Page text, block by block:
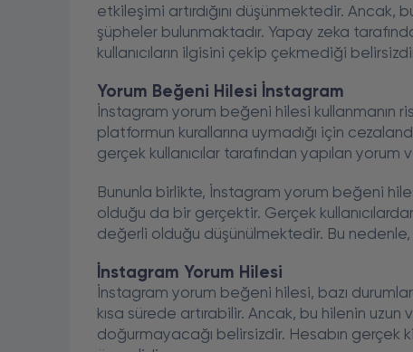
etkileşimi artırdığını düşünmektedir.
şüpheler bulunmaktadır. Yapay zeka
kullanıcıların ilgisini çekip çekmediği
Yorum Beğeni Hilesi İnstagram
İnstagram yorum beğeni hilesi kullanmanın
platformun kurallarına uymadığı için
gerçek kullanıcılar tarafından yapılan
Bununla birlikte, İnstagram yorum beğeni
olduğu da bir gerçektir. Gerçek
değerli olduğu düşünülmektedir. Bu
İnstagram Yorum Hilesi
İnstagram yorum beğeni hilesi, bazı
kısa sürede artırabilir. Ancak, bu hilenin
doğurmayacağı belirsizdir. Hesabın gerçek